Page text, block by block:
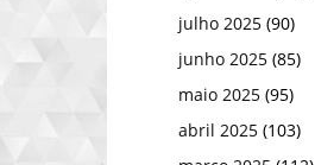
julho 2025 (90)
junho 2025 (85)
maio 2025 (95)
abril 2025 (103)